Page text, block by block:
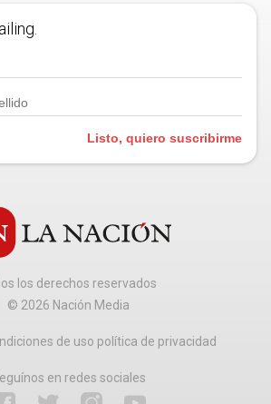
Listo, quiero suscribirme
los derechos reservados
© 2026 Nación Media
de uso política de privacidad
en redes sociales